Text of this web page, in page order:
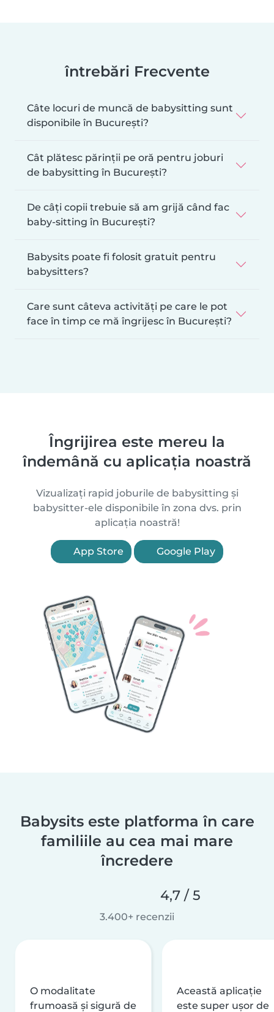
întrebări Frecvente
Câte locuri de muncă de babysitting sunt
disponibile în București?
Cât plătesc părinții pe oră pentru joburi
de babysitting în București?
De câți copii trebuie să am grijă când fac
baby-sitting în București?
Babysits poate fi folosit gratuit pentru
babysitters?
Care sunt câteva activități pe care le pot
face în timp ce mă îngrijesc în București?
Îngrijirea este mereu la
îndemână cu aplicația noastră
Vizualizați rapid joburile de babysitting și
babysitter-ele disponibile în zona dvs. prin
aplicația noastră!
App Store Google Play
Babysits este platforma în care
familiile au cea mai mare
încredere
4,7 / 5
3.400+ recenzii
O modalitate
frumoasă și sigură de
Această aplicație
este super ușor de